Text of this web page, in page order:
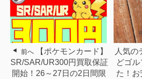
前へ
【ポケモンカード】
SR/SAR/UR300円買取保証
開始！26～27日の2日間限
人気の
どゴ
た！